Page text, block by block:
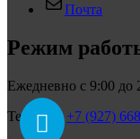
Почта
Режим
Ежедневно с 9:00 до
Телефон:+7 (927)